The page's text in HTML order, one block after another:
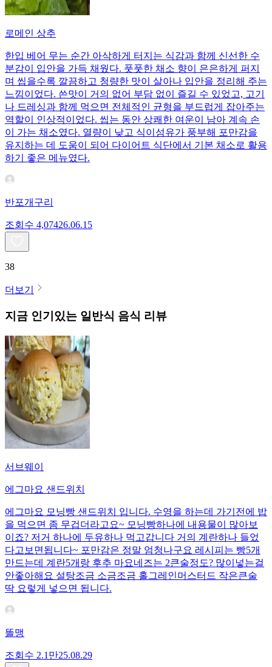
로메인 상추
한입 베어 무는 순간 아삭하게 터지는 식감과 함께 신선한 수
분감이 입안을 가득 채웠다. 풋풋한 채소 향이 은은하게 퍼지
며 씹을수록 깔끔하고 청량한 맛이 살아나 입안을 정리해 주는
느낌이었다. 쓴맛이 거의 없어 부담 없이 즐길 수 있었고, 고기
나 드레싱과 함께 먹으면 전체적인 균형을 부드럽게 잡아주는
역할이 인상적이었다. 씹는 동안 상쾌한 여운이 남아 계속 손
이 가는 채소였다. 열량이 낮고 식이섬유가 풍부해 포만감을
유지하는 데 도움이 되어 다이어트 식단에서 기본 채소로 활용
하기 좋은 메뉴였다.
반포개구리
조회수 4,07426.06.15
38
더보기
지금 인기있는 일반식 음식 리뷰
서브웨이
에그마요 샌드위치
에그마요 모닝빵 샌드위치 입니다. 수영을 하는데 가기전에 밥
을 먹으면 좀 무겁더라고요~ 모닝빵하나에 내용물이 많아보
이죠? 저거 하나에 두유하나 먹고갑니다 거의 계란하나 들었
다고보면됩니다~ 포만감은 정말 엄청나구요 레시피는 빵5개
만드는데 계란5개랑 후추 마요네즈는 2큰술정도? 많이넣는걸
안좋아해요 설탕조금 소금조금 홀그레인머스터드 작은큰술
딱 요렇게 넣으면 됩니다.
똘맹
조회수 2.1만25.08.29